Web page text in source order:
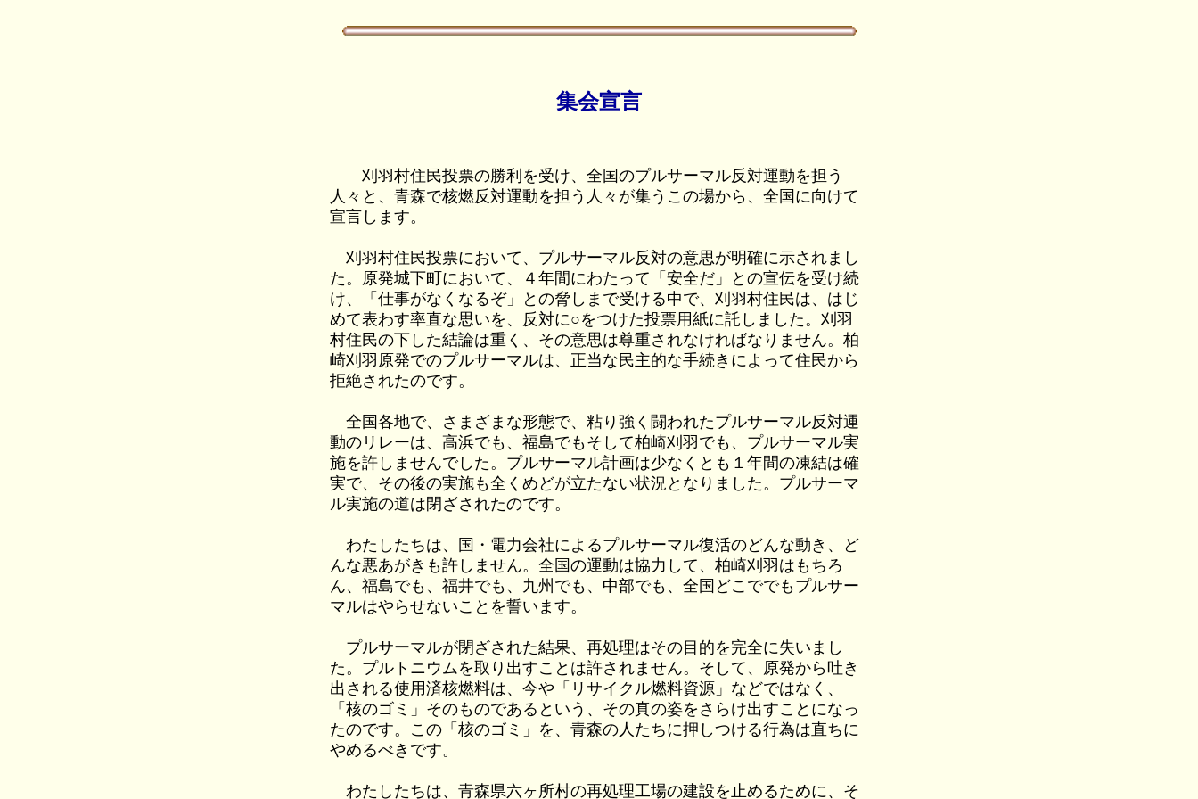
集会宣言
刈羽村住民投票の勝利を受け、全国のプルサーマル反対運動を担う
人々と、青森で核燃反対運動を担う人々が集うこの場から、全国に向けて
宣言します。
刈羽村住民投票において、プルサーマル反対の意思が明確に示されまし
た。原発城下町において、４年間にわたって「安全だ」との宣伝を受け続
け、「仕事がなくなるぞ」との脅しまで受ける中で、刈羽村住民は、はじ
めて表わす率直な思いを、反対に○をつけた投票用紙に託しました。刈羽
村住民の下した結論は重く、その意思は尊重されなければなりません。柏
崎刈羽原発でのプルサーマルは、正当な民主的な手続きによって住民から
拒絶されたのです。
全国各地で、さまざまな形態で、粘り強く闘われたプルサーマル反対運
動のリレーは、高浜でも、福島でもそして柏崎刈羽でも、プルサーマル実
施を許しませんでした。プルサーマル計画は少なくとも１年間の凍結は確
実で、その後の実施も全くめどが立たない状況となりました。プルサーマ
ル実施の道は閉ざされたのです。
わたしたちは、国・電力会社によるプルサーマル復活のどんな動き、ど
んな悪あがきも許しません。全国の運動は協力して、柏崎刈羽はもちろ
ん、福島でも、福井でも、九州でも、中部でも、全国どこででもプルサー
マルはやらせないことを誓います。
プルサーマルが閉ざされた結果、再処理はその目的を完全に失いまし
た。プルトニウムを取り出すことは許されません。そして、原発から吐き
出される使用済核燃料は、今や「リサイクル燃料資源」などではなく、
「核のゴミ」そのものであるという、その真の姿をさらけ出すことになっ
たのです。この「核のゴミ」を、青森の人たちに押しつける行為は直ちに
やめるべきです。
わたしたちは、青森県六ヶ所村の再処理工場の建設を止めるために、そ